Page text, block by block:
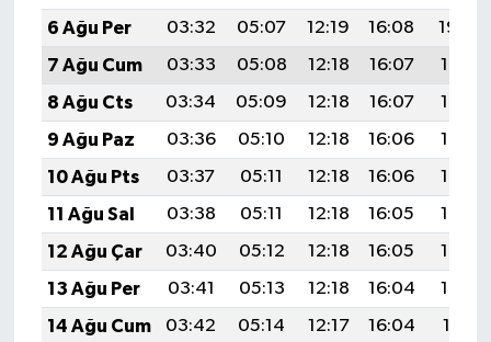
6 Ağu Per
03:32 05:07 12:19 16:08
19:20
7 Ağu Cum
03:33 05:08 12:18 16:07
19:19
8 Ağu Cts
03:34 05:09 12:18 16:07
19:18
9 Ağu Paz
03:36 05:10 12:18 16:06
19:17
10 Ağu Pts
03:37 05:11 12:18 16:06
19:16
11 Ağu Sal
03:38 05:11 12:18 16:05
19:14
12 Ağu Çar
03:40 05:12 12:18 16:05
19:13
13 Ağu Per
03:41 05:13 12:18 16:04
19:12
14 Ağu Cum
03:42 05:14 12:17 16:04
19:11